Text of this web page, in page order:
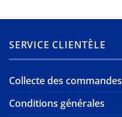
SERVICE CLIENTÈLE
Collecte des commandes
Conditions générales